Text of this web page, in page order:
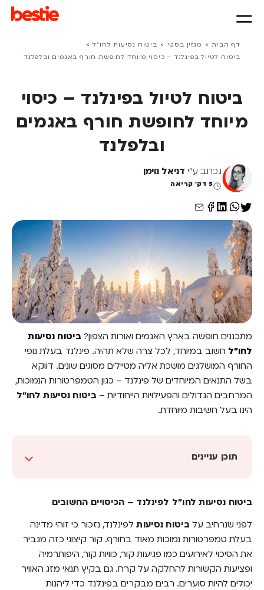
דף הבית > מגזין בסטי > ביטוח נסיעות לחו״ל >
ביטוח לטיול בפינלנד – כיסוי מיוחד לחופשת חורף באגמים ובלפלנד
ביטוח לטיול בפינלנד – כיסוי
מיוחד לחופשת חורף באגמים
ובלפלנד
נכתב ע"י דניאל נוימן
5 דק' קריאה
מתכננים חופשה בארץ האגמים ואורות הצפון? ביטוח נסיעות
לחו"ל חשוב במיוחד, לכל צרה שלא תהיה. פינלנד בעלת נופי
החורף המושלגים מושכת אליה מטיילים מסוגים שונים. דווקא
בשל התנאים המיוחדים של פינלנד – כגון הטמפרטורות הנמוכות,
המרחבים הגדולים והפעילויות הייחודיות – ביטוח נסיעות לחו"ל
הינו בעל חשיבות מיוחדת.
תוכן עניינים
האם פוליסה רגילה של ביטוח נסיעות לחו"ל
שיקולים נוספים בעניין ביטוח נסיעות בטיולים
לפינלנד
שאלות ותשובות
ביטוח נסיעות לחו"ל לפינלנד – הכיסויים החשובים
לפני שנרחיב על ביטוח נסיעותלפינלנד, נזכור כי זוהי מדינה
בעלת טמפרטורות נמוכות מאוד בחורף. קור קיצוני כזה מגביר
את הסיכוי לאירועים כמו פגיעות קור, כוויות קור, היפותרמיה
ופציעות הקשורות להחלקה על קרח. גם בקיץ תנאי מזג האוויר
יכולים להיות סוערים. רבים מבקרים בפינלנד כדי ליהנות